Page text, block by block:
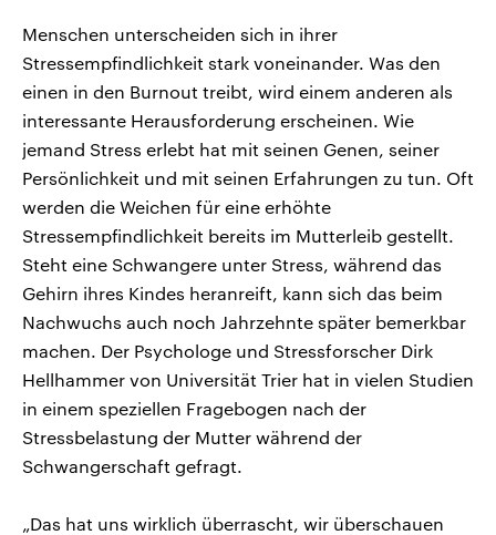
Menschen unterscheiden sich in ihrer
Stressempfindlichkeit stark voneinander. Was den
einen in den Burnout treibt, wird einem anderen als
interessante Herausforderung erscheinen. Wie
jemand Stress erlebt hat mit seinen Genen, seiner
Persönlichkeit und mit seinen Erfahrungen zu tun. Oft
werden die Weichen für eine erhöhte
Stressempfindlichkeit bereits im Mutterleib gestellt.
Steht eine Schwangere unter Stress, während das
Gehirn ihres Kindes heranreift, kann sich das beim
Nachwuchs auch noch Jahrzehnte später bemerkbar
machen. Der Psychologe und Stressforscher Dirk
Hellhammer von Universität Trier hat in vielen Studien
in einem speziellen Fragebogen nach der
Stressbelastung der Mutter während der
Schwangerschaft gefragt.
„Das hat uns wirklich überrascht, wir überschauen